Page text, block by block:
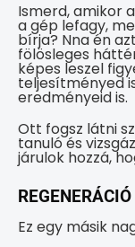
Ismerd, amikor
a gép lefagy,
bírja? Nna én
fölösleges
képes leszel
teljesítményed
eredményeid is.
Ott fogsz látni
tanuló és
járulok hozzá,
Ez egy másik